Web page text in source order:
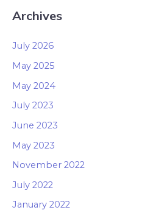
Archives
July 2026
May 2025
May 2024
July 2023
June 2023
May 2023
November 2022
July 2022
January 2022